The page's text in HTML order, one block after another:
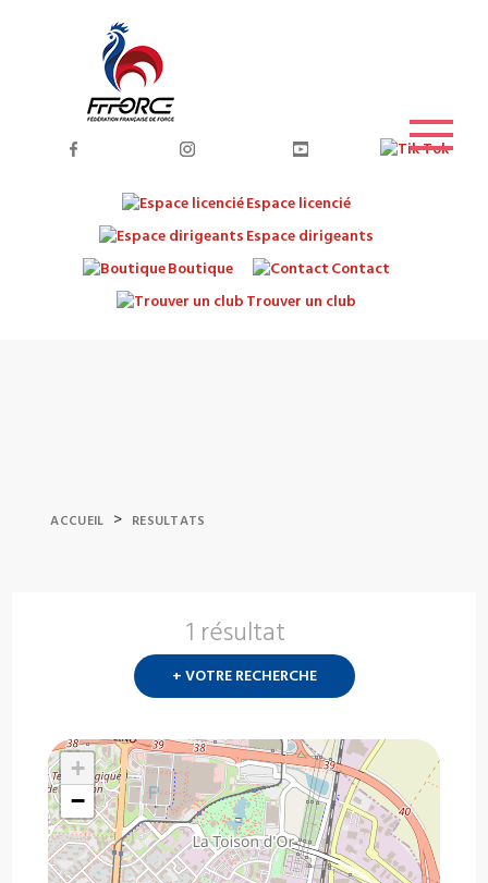
Espace licencié
Espace dirigeants
Boutique
Contact
Trouver un club
ACCUEIL > RESULTATS
1 résultat
+ VOTRE RECHERCHE
+
−